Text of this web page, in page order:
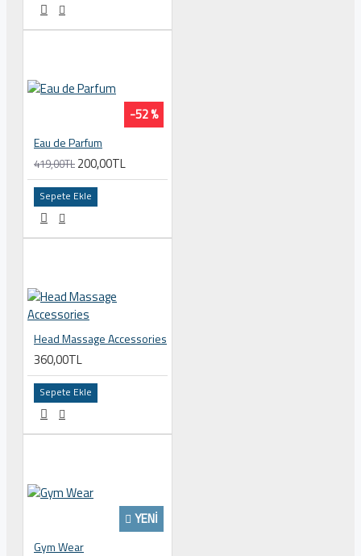
-52 %
Eau de Parfum
419,00TL 200,00TL
Sepete Ekle
Head Massage Accessories
360,00TL
Sepete Ekle
YENI
Gym Wear